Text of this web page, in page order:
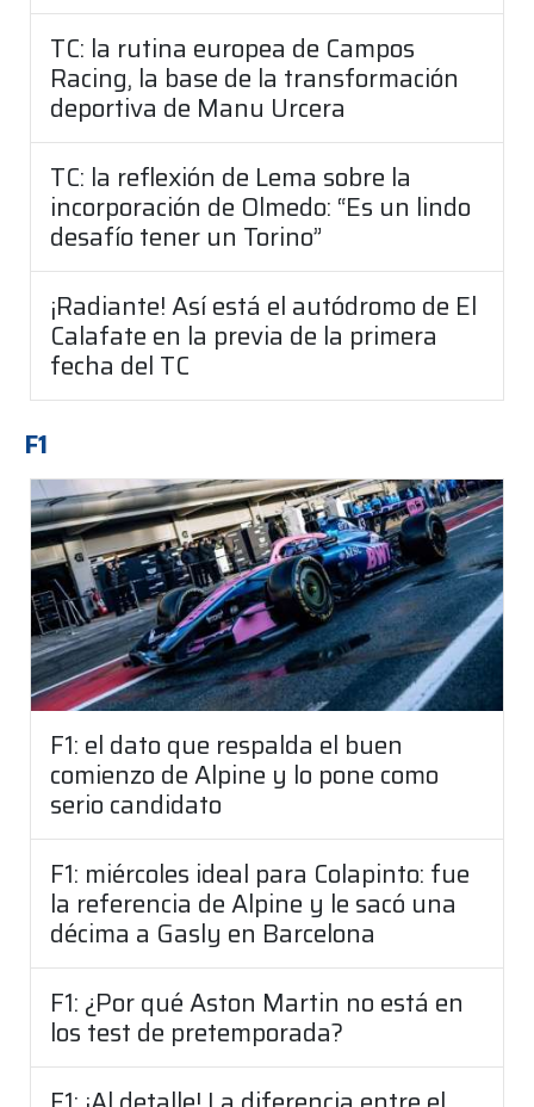
TC: la rutina europea de Campos
Racing, la base de la transformación
deportiva de Manu Urcera
TC: la reflexión de Lema sobre la
incorporación de Olmedo: “Es un lindo
desafío tener un Torino”
¡Radiante! Así está el autódromo de El
Calafate en la previa de la primera
fecha del TC
F1
F1: el dato que respalda el buen
comienzo de Alpine y lo pone como
serio candidato
F1: miércoles ideal para Colapinto: fue
la referencia de Alpine y le sacó una
décima a Gasly en Barcelona
F1: ¿Por qué Aston Martin no está en
los test de pretemporada?